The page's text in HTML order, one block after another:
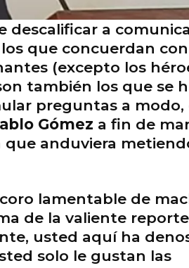
descalificar a
que concuerdan con
(excepto los
también los que se
preguntas a modo,
Gómez a fin de
que anduviera
lamentable de
de la valiente
usted aquí ha
solo le gustan las